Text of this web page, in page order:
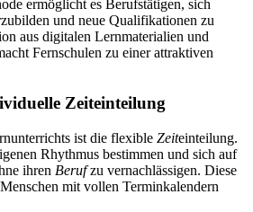
ermöglicht es Berufstätigen, sich
und neue Qualifikationen zu
aus digitalen Lernmaterialien und
Fernschulen zu einer attraktiven
Zeiteinteilung
ist die flexible Zeiteinteilung.
Rhythmus bestimmen und sich auf
ihren Berufzu vernachlässigen. Diese
mit vollen Terminkalendern